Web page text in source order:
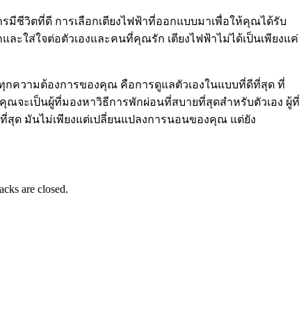
มีชีวิตที่ดี การเลือกเตียงไฟฟ้าที่ออกแบบมาเพื่อให้คุณได้รับ
ใส่ใจต่อตัวเองและคนที่คุณรัก เตียงไฟฟ้าไม่ได้เป็นเพียงแค่
กความต้องการของคุณ คือการดูแลตัวเองในแบบที่ดีที่สุด ที่
จะเป็นผู้ที่มองหาวิธีการพักผ่อนที่สบายที่สุดสำหรับตัวเอง ผู้ที่
สุด มันไม่เพียงแต่เปลี่ยนแปลงการนอนของคุณ แต่ยัง
are closed.